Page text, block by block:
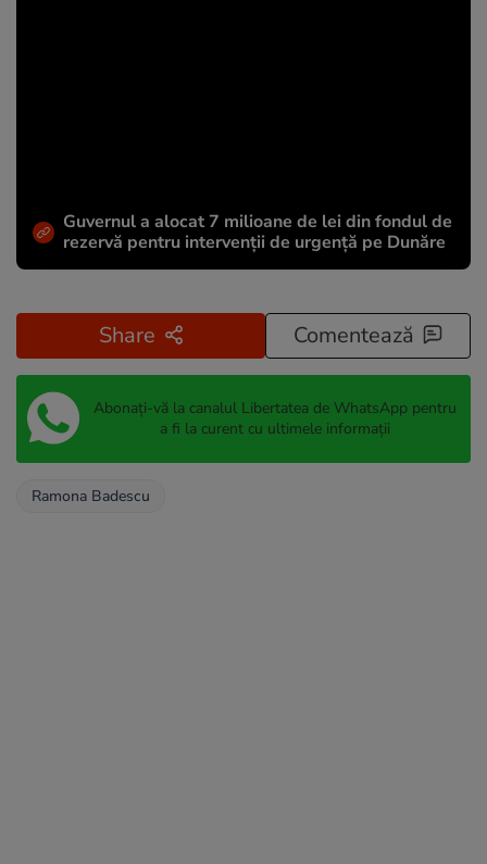
Guvernul a alocat 7 milioane de lei din fondul de
rezervă pentru intervenții de urgență pe Dunăre
Share Comentează
Abonați-vă la canalul Libertatea de WhatsApp pentru
a fi la curent cu ultimele informații
Ramona Badescu